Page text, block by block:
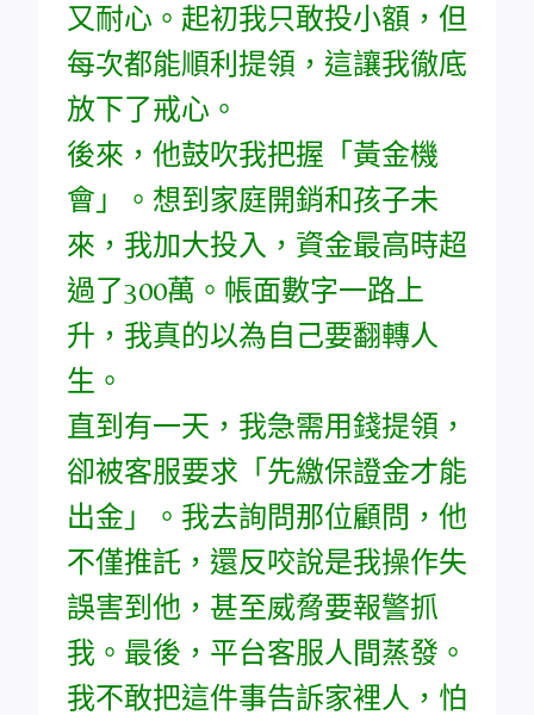
又耐心。起初我只敢投小額，但
每次都能順利提領，這讓我徹底
放下了戒心。
後來，他鼓吹我把握「黃金機
會」。想到家庭開銷和孩子未
來，我加大投入，資金最高時超
過了300萬。帳面數字一路上
升，我真的以為自己要翻轉人
生。
直到有一天，我急需用錢提領，
卻被客服要求「先繳保證金才能
出金」。我去詢問那位顧問，他
不僅推託，還反咬說是我操作失
誤害到他，甚至威脅要報警抓
我。最後，平台客服人間蒸發。
我不敢把這件事告訴家裡人，怕